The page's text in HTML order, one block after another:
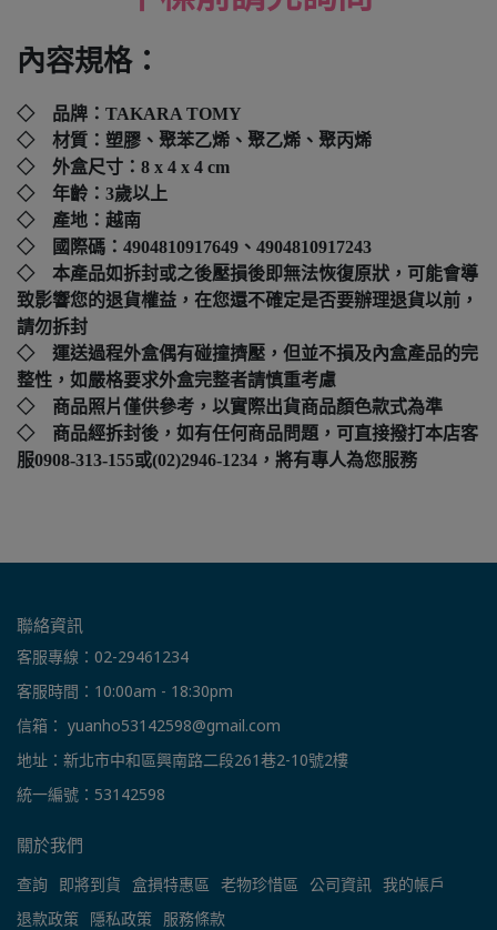
內容規格：
◇ 品牌： TAKARA TOMY
◇ 材質：塑膠、聚苯乙烯、聚乙烯、聚丙烯
◇ 外盒尺寸：8 x 4 x 4 cm
◇ 年齡：3歲以上
◇ 產地：越南
◇ 國際碼： 4904810917649、4904810917243
◇ 本產品如拆封或之後壓損後即無法恢復原狀，可能會導
致影響您的退貨權益，在您還不確定是否要辦理退貨以前，
請勿拆封
◇ 運送過程外盒偶有碰撞擠壓，但並不損及內盒產品的完
整性，如嚴格要求外盒完整者請慎重考慮
◇ 商品照片僅供參考，以實際出貨商品顏色款式為準
◇ 商品經拆封後，如有任何商品問題，可直接撥打本店客
服0908-313-155或(02)2946-1234，將有專人為您服務
聯絡資訊
客服專線：02-29461234
客服時間：10:00am - 18:30pm
信箱： yuanho53142598@gmail.com
地址：新北市中和區興南路二段261巷2-10號2樓
統一編號：53142598
關於我們
查詢 即將到貨 盒損特惠區 老物珍惜區 公司資訊 我的帳戶
退款政策 隱私政策 服務條款